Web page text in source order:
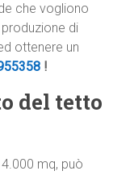
che vogliono
di
ottenere un
!
del tetto
mq, può